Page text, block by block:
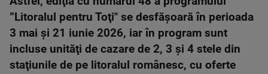
”Litoralul pentru Toţi" se desfăşoară în perioada
3 mai şi 21 iunie 2026, iar în program sunt
incluse unităţi de cazare de 2, 3 şi 4 stele din
staţiunile de pe litoralul românesc, cu oferte